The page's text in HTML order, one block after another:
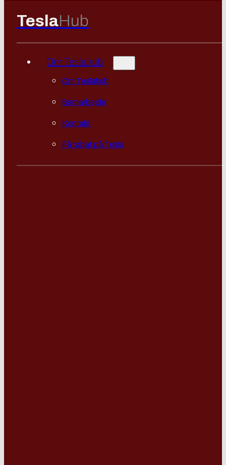
TeslaHub
Om Teslahub
Om Teslahub
Samarbejde
Kontakt
Få rabat på Tesla